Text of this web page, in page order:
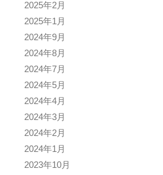
2025年2月
2025年1月
2024年9月
2024年8月
2024年7月
2024年5月
2024年4月
2024年3月
2024年2月
2024年1月
2023年10月